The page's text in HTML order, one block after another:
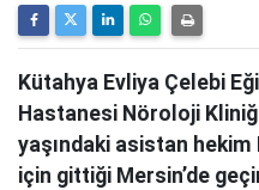
Kütahya Evliya Çelebi
Hastanesi Nöroloji
yaşındaki asistan hekim
için gittiği Mersin’de